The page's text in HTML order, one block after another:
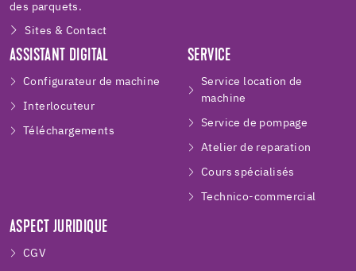
des parquets.
Sites & Contact
ASSISTANT DIGITAL
Configurateur de machine
Interlocuteur
Téléchargements
SERVICE
Service location de
machine
Service de pompage
Atelier de reparation
Cours spécialisés
Technico-commercial
ASPECT JURIDIQUE
CGV